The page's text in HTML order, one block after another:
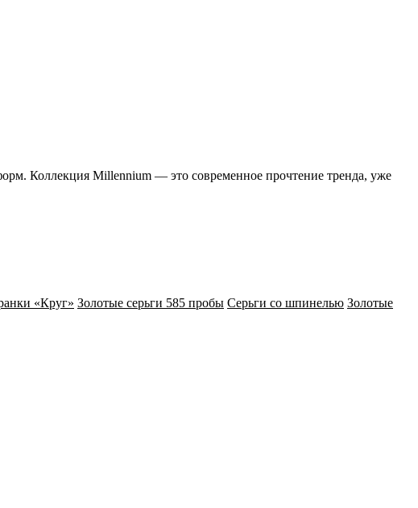
Коллекция Millennium — это современное прочтение тренда, уже
«Круг» Золотые серьги 585 пробы Серьги со шпинелью Золотые